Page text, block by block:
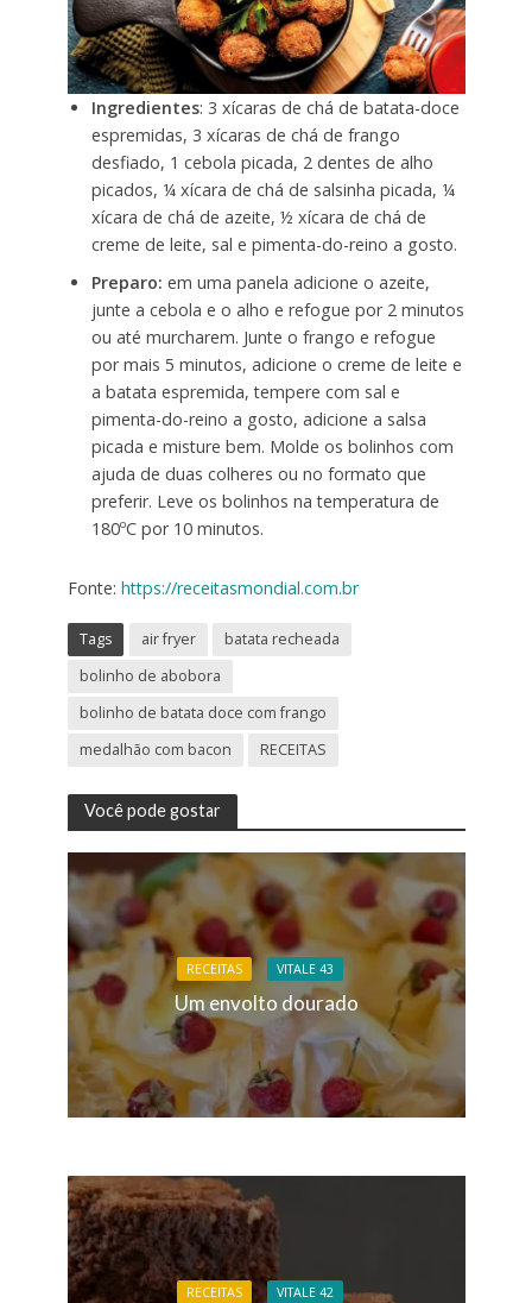
Ingredientes: 3 xícaras de chá de batata-doce
espremidas, 3 xícaras de chá de frango
desfiado, 1 cebola picada, 2 dentes de alho
picados, ¼ xícara de chá de salsinha picada, ¼
xícara de chá de azeite, ½ xícara de chá de
creme de leite, sal e pimenta-do-reino a gosto.
Preparo: em uma panela adicione o azeite,
junte a cebola e o alho e refogue por 2 minutos
ou até murcharem. Junte o frango e refogue
por mais 5 minutos, adicione o creme de leite e
a batata espremida, tempere com sal e
pimenta-do-reino a gosto, adicione a salsa
picada e misture bem. Molde os bolinhos com
ajuda de duas colheres ou no formato que
preferir. Leve os bolinhos na temperatura de
180ºC por 10 minutos.
Fonte: https://receitasmondial.com.br
Tags air fryer
batata recheada
bolinho de abobora
bolinho de batata doce com frango
medalhão com bacon
RECEITAS
Você pode gostar
RECEITAS VITALE 43
Um envolto dourado
RECEITAS VITALE 42